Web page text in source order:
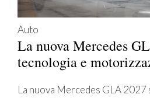
Auto
La nuova Mercedes
tecnologia e
La nuova Mercedes GLA 2027